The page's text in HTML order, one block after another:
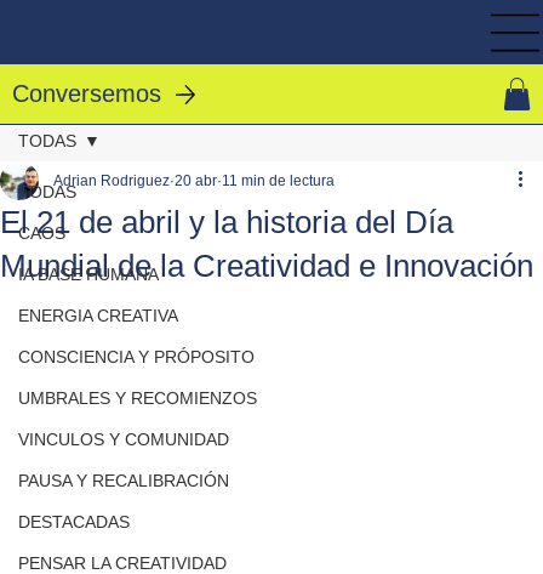
Conversemos
TODAS
CAOS
IA BASE HUMANA
ENERGIA CREATIVA
CONSCIENCIA Y PRÓPOSITO
UMBRALES Y RECOMIENZOS
VINCULOS Y COMUNIDAD
PAUSA Y RECALIBRACIÓN
DESTACADAS
PENSAR LA CREATIVIDAD
TODAS
El 21 de abril y la historia del Día
Mundial de la Creatividad e Innovación
Adrian Rodriguez 20 abr 11 min de lectura